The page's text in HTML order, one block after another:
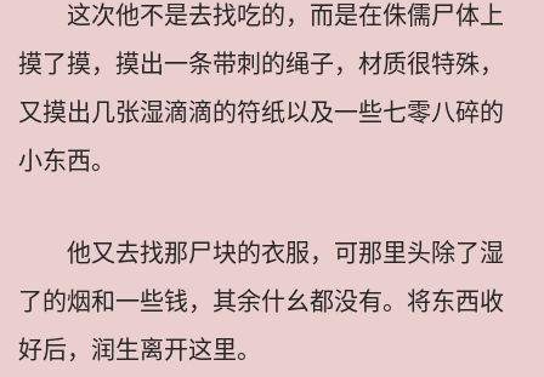
这次他不是去找吃的，而是在侏儒尸体上
摸了摸，摸出一条带刺的绳子，材质很特殊，
又摸出几张湿滴滴的符纸以及一些七零八碎的
小东西。
他又去找那尸块的衣服，可那里头除了湿
了的烟和一些钱，其余什幺都没有。将东西收
好后，润生离开这里。